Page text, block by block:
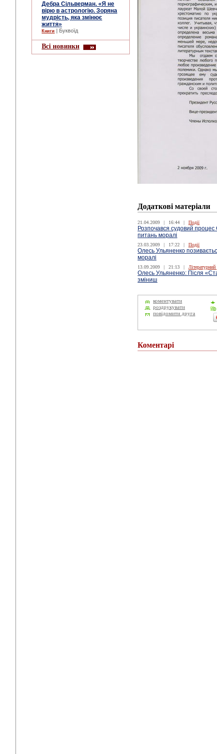
Дебра Сільверман. «Я не
вірю в астрологію. Зоряна
мудрість, яка змінює
життя»
Книги | Буквоїд
Всі новинки
Додаткові матеріали
21.04.2009 | 16:44 | Події
Розпочався судовий процес
питань моралі
23.03.2009 | 17:22 | Події
Олесь Ульяненко
моралі
13.09.2009 | 21:13 |
Олесь Ульяненко: Після
зміниш
коментувати
роздрукувати
повідомити друга
Коментарі